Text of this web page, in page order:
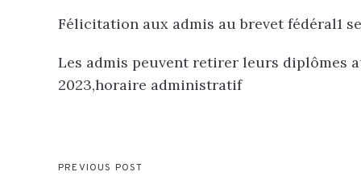
Félicitation aux admis au brevet fédéral1
Les admis peuvent retirer leurs diplômes
2023,horaire administratif
PREVIOUS POST